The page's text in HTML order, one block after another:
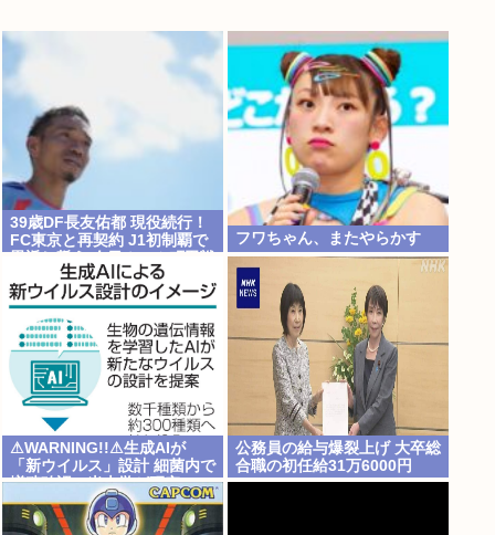
39歳DF長友佑都 現役続行！
FC東京と再契約 J1初制覇で
恩返し誓う 今日ホーム町田戦
で正式表明
フワちゃん、またやらかす
⚠WARNING!!⚠生成AIが
「新ウイルス」設計 細菌内で
増殖確認、米大学が研究
公務員の給与爆裂上げ 大卒総
合職の初任給31万6000円
www